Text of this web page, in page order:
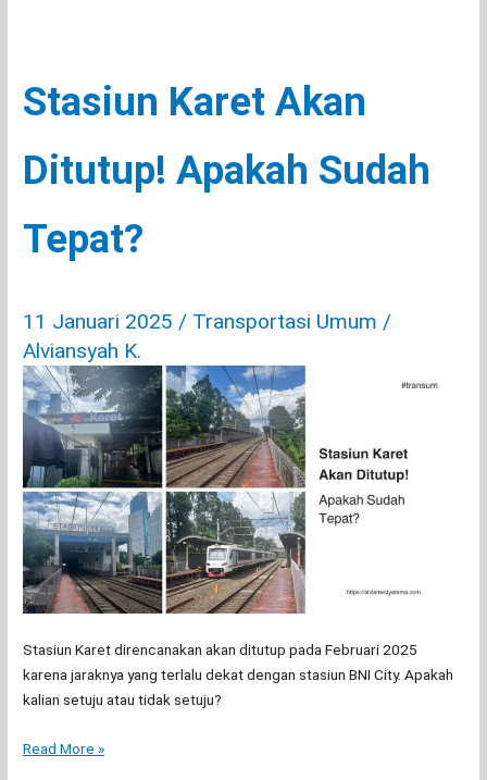
di
Stasiun Karet Akan
Ditutup! Apakah Sudah
Tepat?
11 Januari 2025 / Transportasi Umum /
Alviansyah K.
Stasiun Karet direncanakan akan ditutup pada Februari 2025
karena jaraknya yang terlalu dekat dengan stasiun BNI City. Apakah
kalian setuju atau tidak setuju?
Stasiun
Read More »